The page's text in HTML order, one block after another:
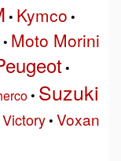
• Kymco •
• Moto Morini
•
• Suzuki
Victory• Voxan